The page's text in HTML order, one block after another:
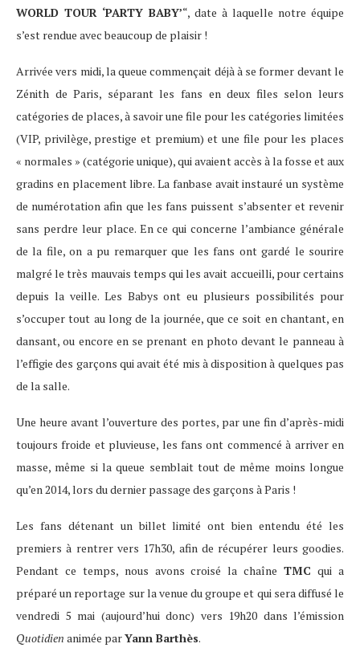
WORLD TOUR ‘PARTY BABY’“, date à laquelle notre équipe
s’est rendue avec beaucoup de plaisir !
Arrivée vers midi, la queue commençait déjà à se former devant le
Zénith de Paris, séparant les fans en deux files selon leurs
catégories de places, à savoir une file pour les catégories limitées
(VIP, privilège, prestige et premium) et une file pour les places
« normales » (catégorie unique), qui avaient accès à la fosse et aux
gradins en placement libre. La fanbase avait instauré un système
de numérotation afin que les fans puissent s’absenter et revenir
sans perdre leur place. En ce qui concerne l’ambiance générale
de la file, on a pu remarquer que les fans ont gardé le sourire
malgré le très mauvais temps qui les avait accueilli, pour certains
depuis la veille. Les Babys ont eu plusieurs possibilités pour
s’occuper tout au long de la journée, que ce soit en chantant, en
dansant, ou encore en se prenant en photo devant le panneau à
l’effigie des garçons qui avait été mis à disposition à quelques pas
de la salle.
Une heure avant l’ouverture des portes, par une fin d’après-midi
toujours froide et pluvieuse, les fans ont commencé à arriver en
masse, même si la queue semblait tout de même moins longue
qu’en 2014, lors du dernier passage des garçons à Paris !
Les fans détenant un billet limité ont bien entendu été les
premiers à rentrer vers 17h30, afin de récupérer leurs goodies.
Pendant ce temps, nous avons croisé la chaîneTMC qui a
préparé un reportage sur la venue du groupe et qui sera diffusé le
vendredi 5 mai (aujourd’hui donc) vers 19h20 dans l’émission
Quotidien animée parYann Barthès.